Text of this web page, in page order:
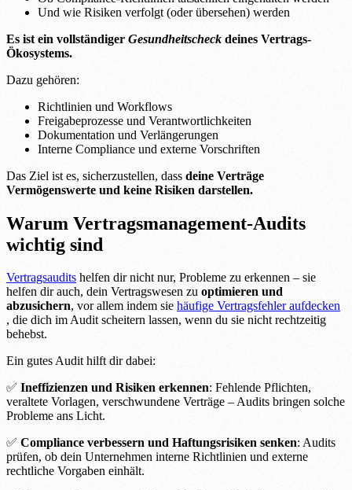
Und wie Risiken verfolgt (oder übersehen) werden
Es ist ein vollständiger Gesundheitscheck deines Vertrags-
Ökosystems.
Dazu gehören:
Richtlinien und Workflows
Freigabeprozesse und Verantwortlichkeiten
Dokumentation und Verlängerungen
Interne Compliance und externe Vorschriften
Das Ziel ist es, sicherzustellen, dass deine Verträge
Vermögenswerte und keine Risiken darstellen.
Warum Vertragsmanagement-Audits
wichtig sind
Vertragsaudits helfen dir nicht nur, Probleme zu erkennen – sie
helfen dir auch, dein Vertragswesen zu optimieren und
abzusichern, vor allem indem sie häufige Vertragsfehler aufdecken
, die dich im Audit scheitern lassen, wenn du sie nicht rechtzeitig
behebst.
Ein gutes Audit hilft dir dabei:
✅ Ineffizienzen und Risiken erkennen: Fehlende Pflichten,
veraltete Vorlagen, verschwundene Verträge – Audits bringen solche
Probleme ans Licht.
✅ Compliance verbessern und Haftungsrisiken senken: Audits
prüfen, ob dein Unternehmen interne Richtlinien und externe
rechtliche Vorgaben einhält.